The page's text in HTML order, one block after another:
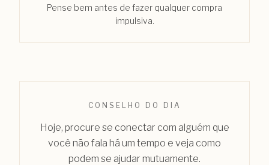
Pense bem antes de fazer qualquer compra
impulsiva.
CONSELHO DO DIA
Hoje, procure se conectar com alguém que
você não fala há um tempo e veja como
podem se ajudar mutuamente.